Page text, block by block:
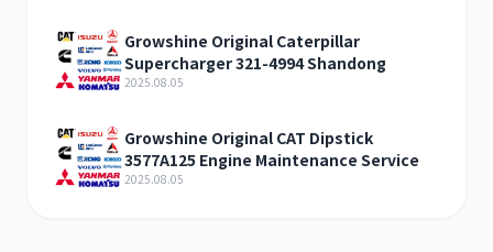
Growshine Original Caterpillar
Supercharger 321-4994 Shandong
2025.08.05
Growshine Original CAT Dipstick
3577A125 Engine Maintenance Service
2025.08.05